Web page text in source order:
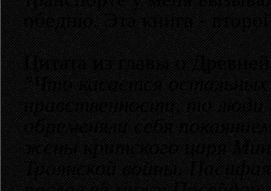
обедню. Эта книга -
Цитата из главы о
"Что касается
нравственности, то люди
обременяли себя
жены критского царя
Троянской войны.